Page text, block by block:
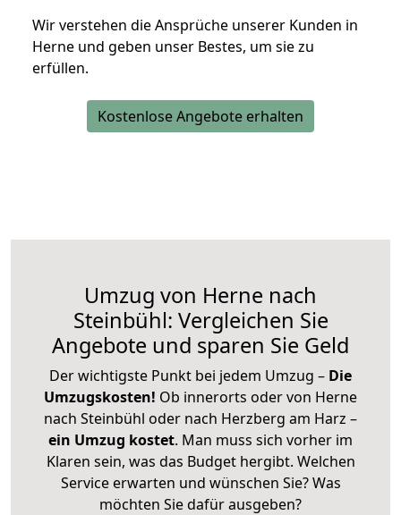
Wir verstehen die Ansprüche unserer Kunden in
Herne und geben unser Bestes, um sie zu
erfüllen.
Kostenlose Angebote erhalten
Umzug von Herne nach
Steinbühl: Vergleichen Sie
Angebote und sparen Sie Geld
Der wichtigste Punkt bei jedem Umzug – Die
Umzugskosten! Ob innerorts oder von Herne
nach Steinbühl oder nach Herzberg am Harz –
ein Umzug kostet. Man muss sich vorher im
Klaren sein, was das Budget hergibt. Welchen
Service erwarten und wünschen Sie? Was
möchten Sie dafür ausgeben?